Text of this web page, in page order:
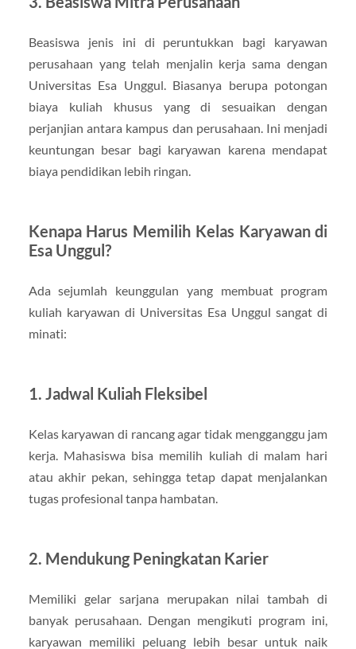
Beasiswa jenis ini di peruntukkan bagi karyawan
perusahaan yang telah menjalin kerja sama dengan
Universitas Esa Unggul. Biasanya berupa potongan
biaya kuliah khusus yang di sesuaikan dengan
perjanjian antara kampus dan perusahaan. Ini menjadi
keuntungan besar bagi karyawan karena mendapat
biaya pendidikan lebih ringan.
Kenapa Harus Memilih Kelas Karyawan di
Esa Unggul?
Ada sejumlah keunggulan yang membuat program
kuliah karyawan di Universitas Esa Unggul sangat di
minati:
1. Jadwal Kuliah Fleksibel
Kelas karyawan di rancang agar tidak mengganggu jam
kerja. Mahasiswa bisa memilih kuliah di malam hari
atau akhir pekan, sehingga tetap dapat menjalankan
tugas profesional tanpa hambatan.
2. Mendukung Peningkatan Karier
Memiliki gelar sarjana merupakan nilai tambah di
banyak perusahaan. Dengan mengikuti program ini,
karyawan memiliki peluang lebih besar untuk naik